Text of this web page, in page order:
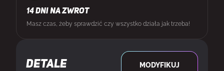
DETALE MODYFIKUJ
14 DNI NA ZWROT
Masz czas, żeby sprawdzić czy wszystko działa jak trzeba!